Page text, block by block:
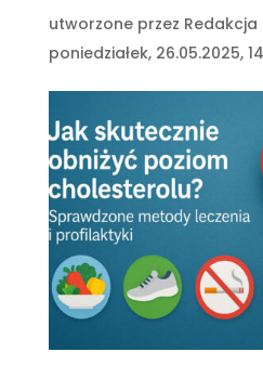
utworzone przez Redakcja
poniedziałek, 26.05.2025,